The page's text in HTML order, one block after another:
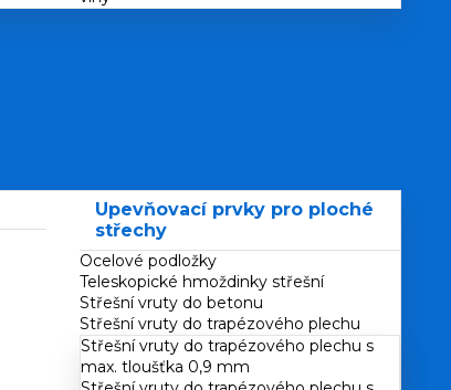
Upevňovací prvky pro ploché
střechy
Ocelové podložky
Teleskopické hmoždinky střešní
Střešní vruty do betonu
Střešní vruty do trapézového plechu
Střešní vruty do trapézového plechu s
max. tloušťka 0,9 mm